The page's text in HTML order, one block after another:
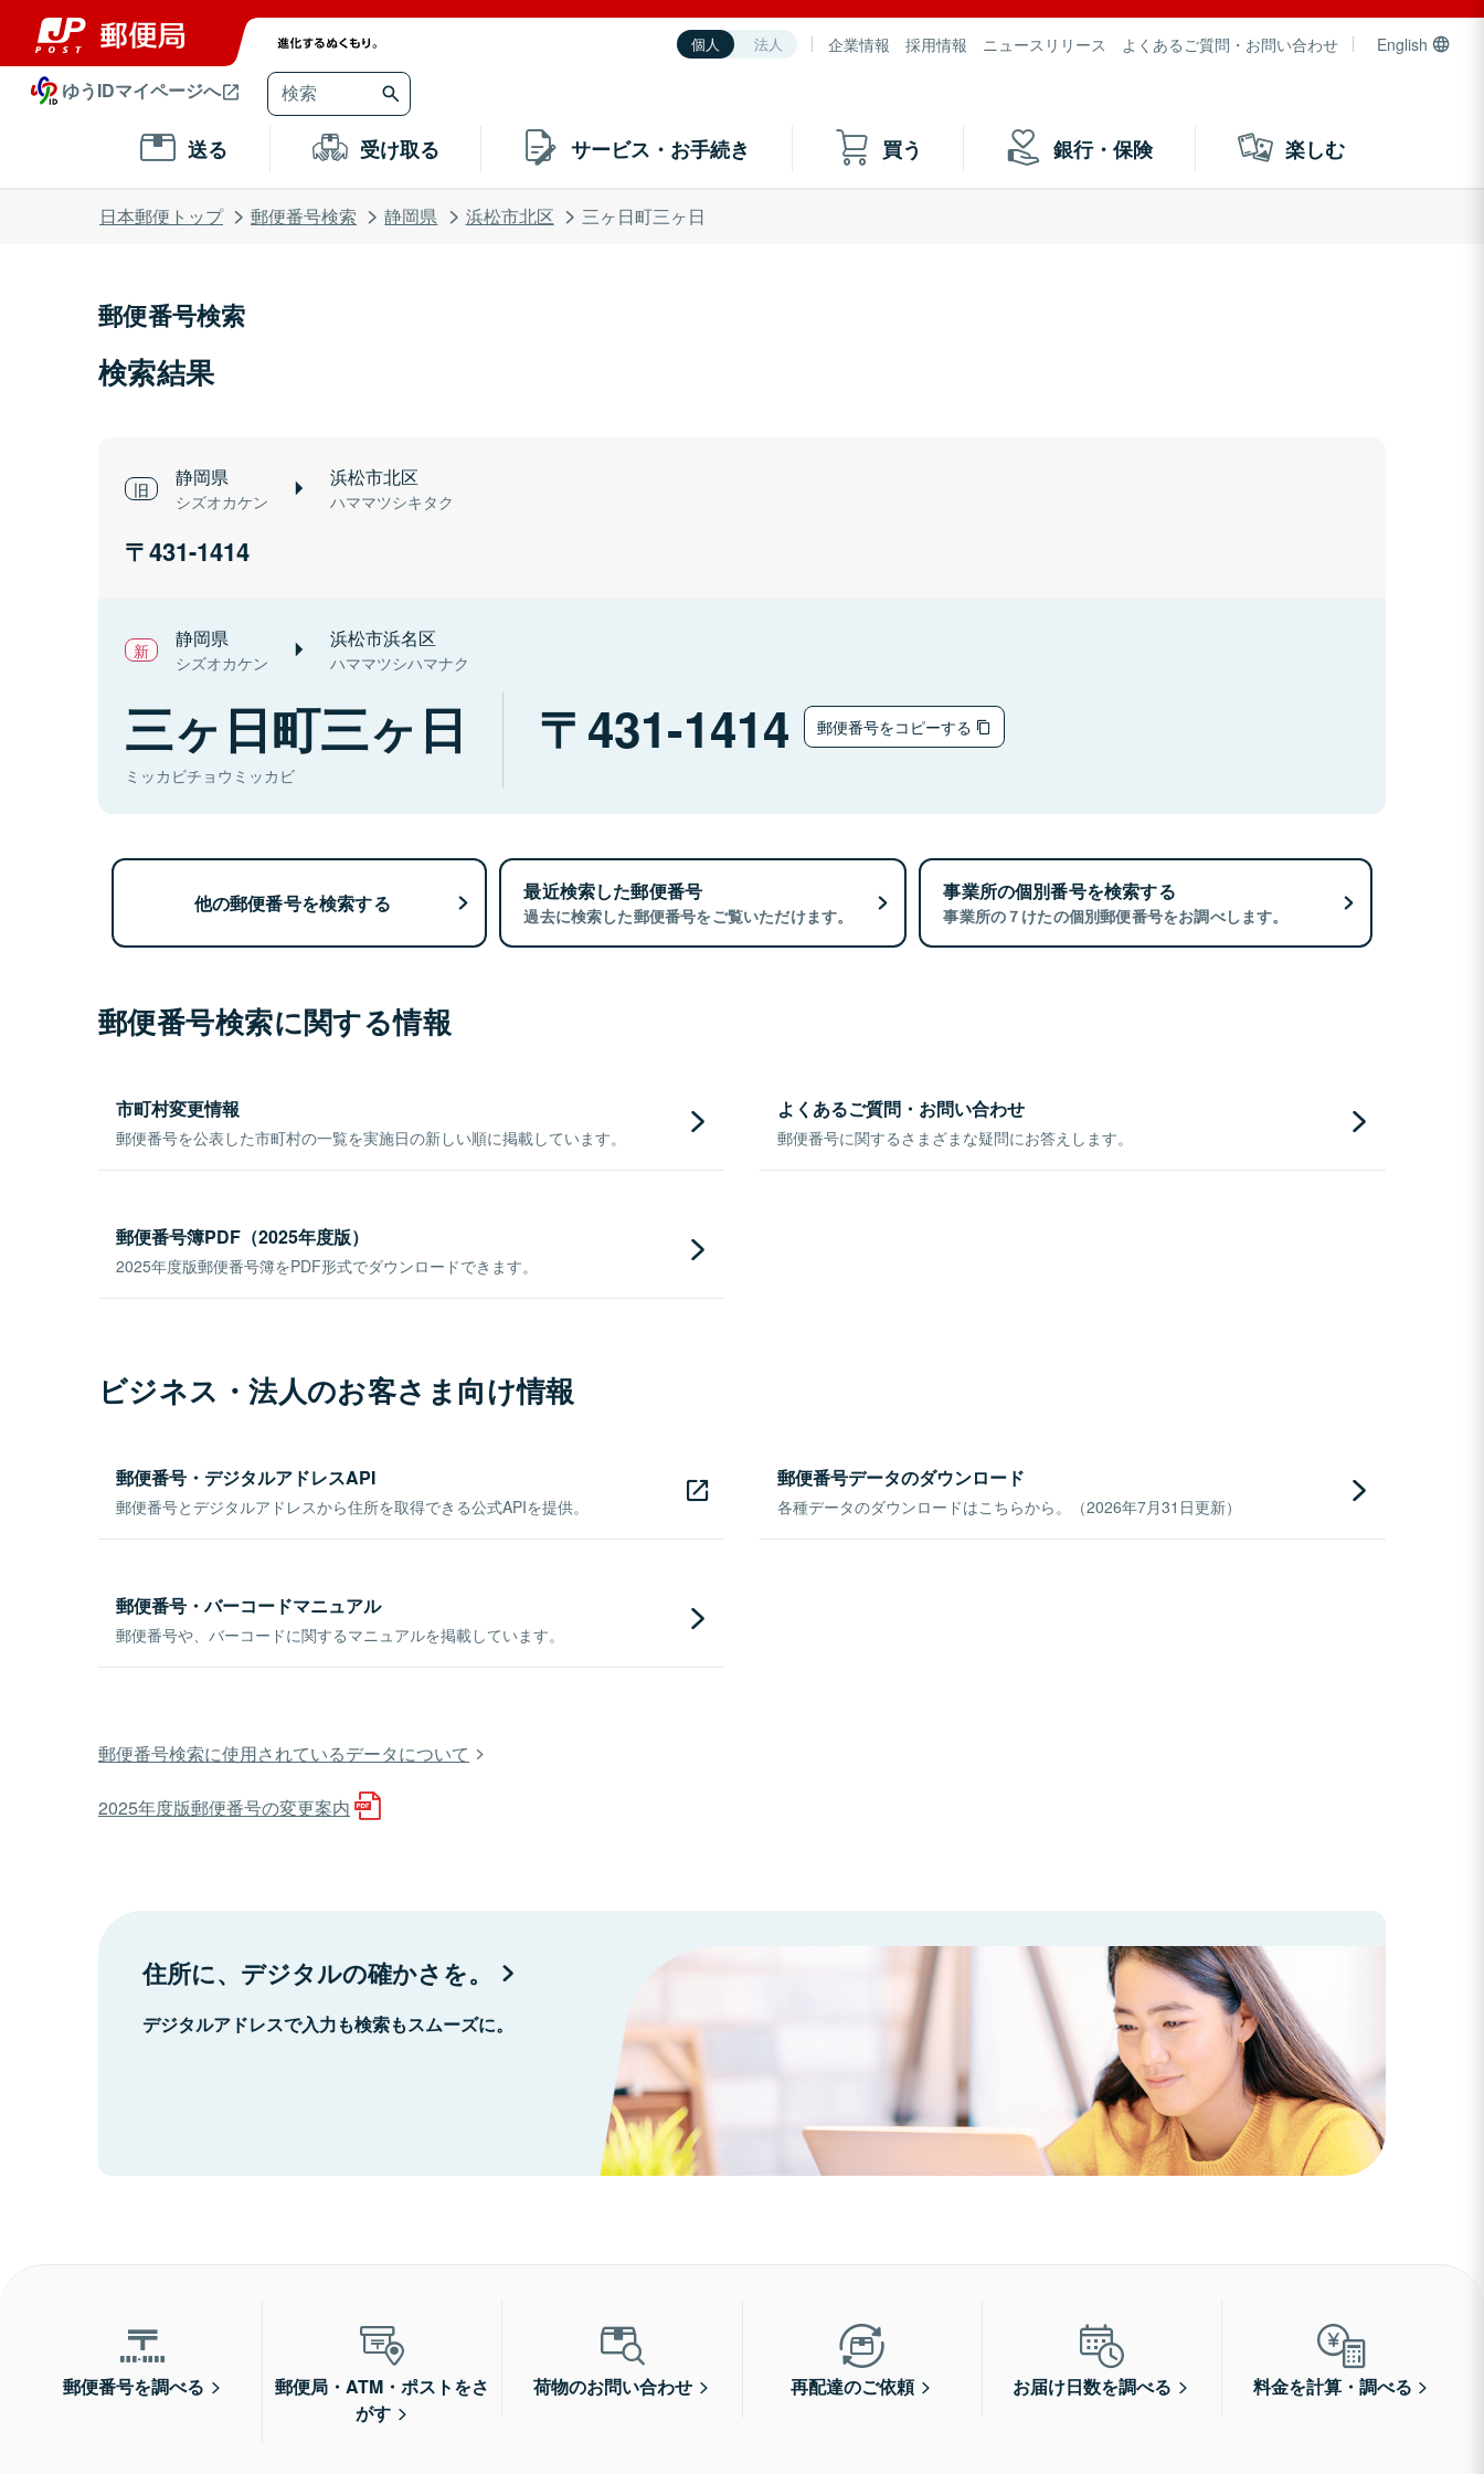
個人 法人 企業情報 採用情報 ニュースリリース よくあるご質問・お問い合わせ English
ゆうIDマイページへ
送る 受け取る サービス・お手続き 買う 銀行・保険 楽しむ
日本郵便トップ 郵便番号検索 静岡県 浜松市北区 三ヶ日町三ヶ日
郵便番号検索
検索結果
静岡県
シズオカケン
浜松市北区
ハママツシキタク
431-1414
静岡県
シズオカケン
浜松市浜名区
ハママツシハマナク
三ヶ日町三ヶ日
ミッカビチョウミッカビ
431-1414 郵便番号をコピーする
他の郵便番号を検索する 最近検索した郵便番号
過去に検索した郵便番号をご覧いただけます。
事業所の個別番号を検索する
事業所の７けたの個別郵便番号をお調べします。
郵便番号検索に関する情報
市町村変更情報
郵便番号を公表した市町村の一覧を実施日の新しい順に掲載しています。
よくあるご質問・お問い合わせ
郵便番号に関するさまざまな疑問にお答えします。
郵便番号簿PDF（2025年度版）
2025年度版郵便番号簿をPDF形式でダウンロードできます。
ビジネス・法人のお客さま向け情報
郵便番号・デジタルアドレスAPI
郵便番号とデジタルアドレスから住所を取得できる公式APIを提供。
郵便番号データのダウンロード
各種データのダウンロードはこちらから。（2026年7月31日更新）
郵便番号・バーコードマニュアル
郵便番号や、バーコードに関するマニュアルを掲載しています。
郵便番号検索に使用されているデータについて
2025年度版郵便番号の変更案内
住所に、デジタルの確かさを。
デジタルアドレスで入力も検索もスムーズに。
郵便番号を調べる
郵便局・ATM・ポストをさ
がす
荷物のお問い合わせ 再配達のご依頼 お届け日数を調べる 料金を計算・調べる